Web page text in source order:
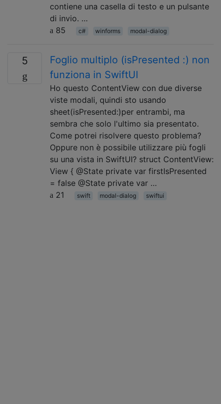
contiene una casella di testo e un pulsante
di invio. …
85
c# winforms modal-dialog
5
Foglio multiplo (isPresented :) non
funziona in SwiftUI
Ho questo ContentView con due diverse
viste modali, quindi sto usando
sheet(isPresented:)per entrambi, ma
sembra che solo l'ultimo sia presentato.
Come potrei risolvere questo problema?
Oppure non è possibile utilizzare più fogli
su una vista in SwiftUI? struct ContentView:
View { @State private var firstIsPresented
= false @State private var …
21
swift modal-dialog swiftui